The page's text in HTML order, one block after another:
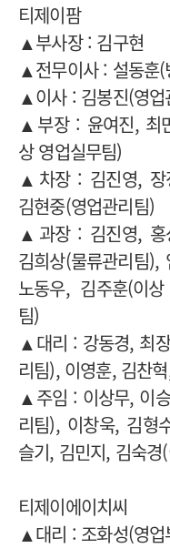
티제이팜
▲부사장 : 김구현
▲전무이사 : 설동훈(
▲이사 : 김봉진(영업
▲부장 : 윤여진, 최
상 영업실무팀)
▲차장 : 김진영, 장
김현중(영업관리팀)
▲과장 : 김진영, 홍
김희상(물류관리팀),
노동우, 김주훈(이
팀)
▲대리 : 강동경, 최
리팀), 이영훈, 김찬
▲주임 : 이상무, 이
리팀), 이창욱, 김형
슬기, 김민지, 김숙경
티제이에이치씨
▲대리 : 조화성(영업